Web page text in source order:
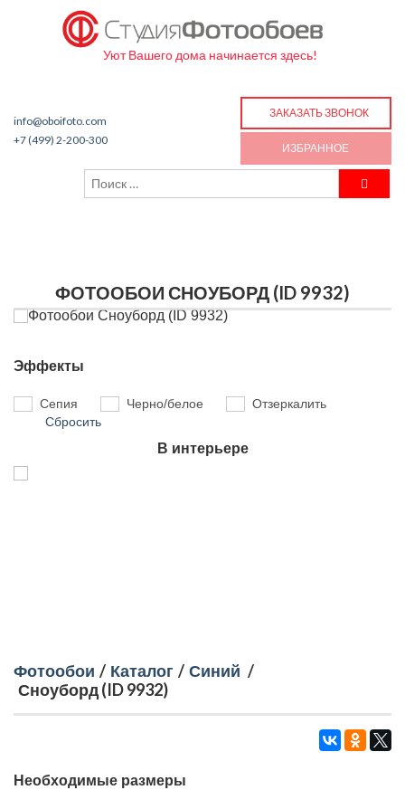
Уют Вашего дома начинается здесь!
info@oboifoto.com
+7 (499) 2-200-300
ЗАКАЗАТЬ ЗВОНОК
ИЗБРАННОЕ
ФОТООБОИ СНОУБОРД (ID 9932)
Эффекты
Сепия Черно/белое
Отзеркалить
Сбросить
В интерьере
Фотообои / Каталог / Синий /
Сноуборд (ID 9932)
Необходимые размеры